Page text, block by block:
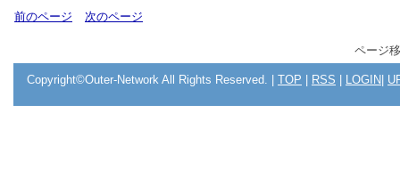
前のページ 次のページ
ページ
Copyright©Outer-Network All Rights Reserved. | TOP RSS LOGIN